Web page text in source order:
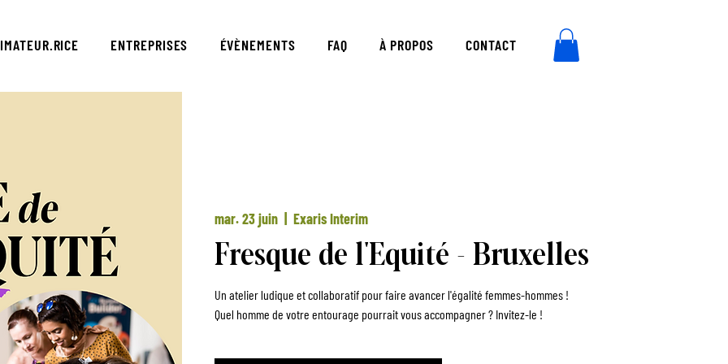
ENTREPRISES ÉVÈNEMENTS FAQ À PROPOS CONTACT
mar. 23 juin Exaris Interim
Fresque de l'Equité - Bruxelles
Un atelier ludique et collaboratif pour faire avancer l'égalité femmes-hommes !
Quel homme de votre entourage pourrait vous accompagner ? Invitez-le !